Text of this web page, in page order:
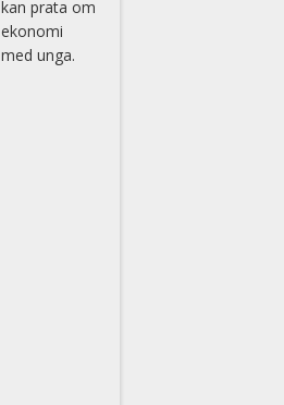
kan prata om
ekonomi
med unga.